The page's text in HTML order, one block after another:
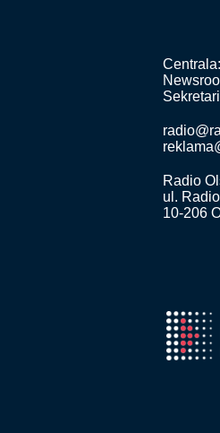
Radio
ul.
10-206